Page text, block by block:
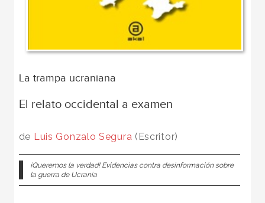
La trampa ucraniana
El relato occidental a examen
de Luis Gonzalo Segura (Escritor)
¡Queremos la verdad! Evidencias contra desinformación sobre
la guerra de Ucrania